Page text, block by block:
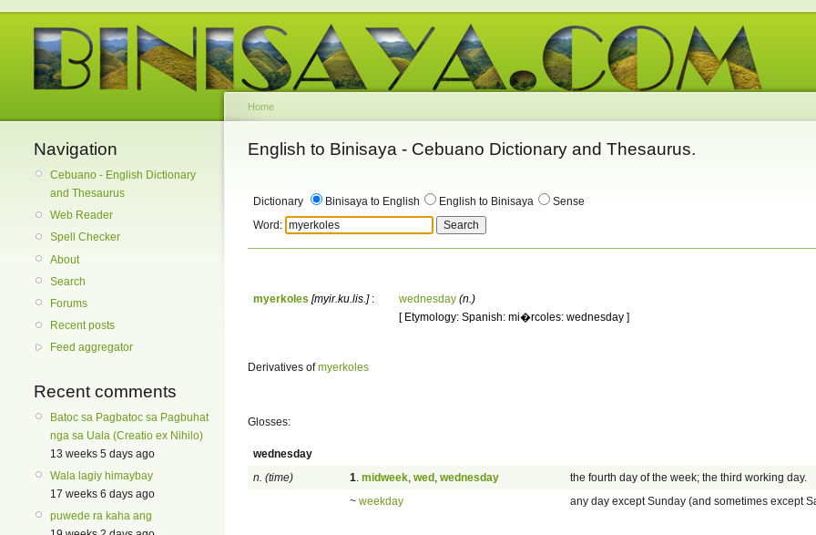
Navigation
Cebuano - English Dictionary
and Thesaurus
Web Reader
Spell Checker
About
Search
Forums
Recent posts
Feed aggregator
Recent comments
Batoc sa Pagbatoc sa Pagbuhat
nga sa Uala (Creatio ex Nihilo)
13 weeks 5 days ago
Wala lagiy himaybay
17 weeks 6 days ago
puwede ra kaha ang
Home
English to Binisaya - Cebuano Dictionary and Thesaurus.
Dictionary Binisaya to English English to Binisaya
Sense
Word:
myerkoles [myir.ku.lis.]: wednesday (n.)
[ Etymology: Spanish: mi�rcoles: wednesday ]
Derivatives ofmyerkoles
Glosses:
wednesday
n. (time)
1 midweek wed wednesday
the fourth day of the week; the third working day.
~ weekday any day except Sunday (and sometimes except